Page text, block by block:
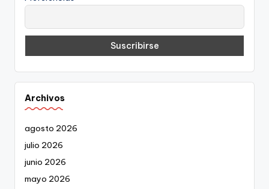
Archivos
agosto 2026
julio 2026
junio 2026
mayo 2026